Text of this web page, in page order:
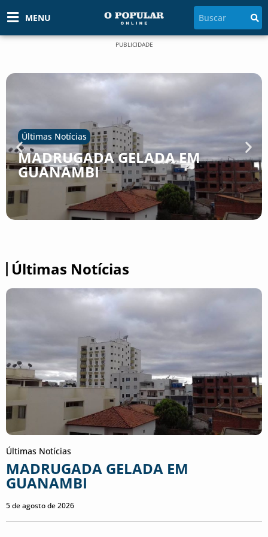
MENU
PUBLICIDADE
Últimas Notícias
MADRUGADA GELADA EM
GUANAMBI
Últimas Notícias
Últimas Notícias
MADRUGADA GELADA EM
GUANAMBI
5 de agosto de 2026